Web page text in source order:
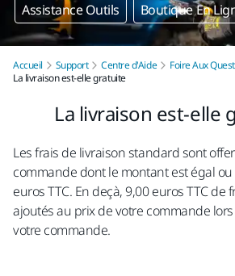
Assistance Outils Boutique En
Accueil Support Centre d'Aide
Foire Aux
La livraison est-elle gratuite
La livraison est-elle
Les frais de livraison standard sont
commande dont le montant est égal
euros TTC. En deçà, 9,00 euros TTC
ajoutés au prix de votre commande
votre commande.